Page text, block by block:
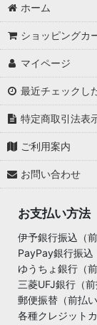
ホーム
ショッピングカ
マイページ
最近チェックし
特定商取引法表
ご利用案内
お問い合わせ
お支払い方法
伊予銀行振込（前
PayPay銀行振込
ゆうちょ銀行（前
三菱UFJ銀行（前
郵便振替（前払い
各種クレジット